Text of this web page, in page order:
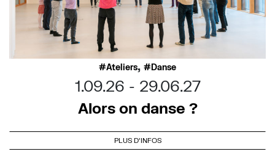
Ateliers, Danse
1.09.26
29.06.27
Alors on danse ?
PLUS D'INFOS